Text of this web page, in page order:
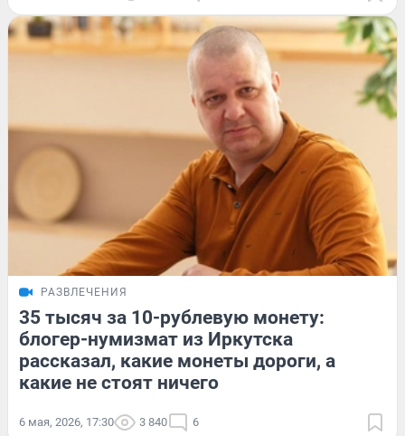
РАЗВЛЕЧЕНИЯ
35 тысяч за 10-рублевую монету:
блогер-нумизмат из Иркутска
рассказал, какие монеты дороги, а
какие не стоят ничего
6 мая, 2026, 17:30 3 840 6